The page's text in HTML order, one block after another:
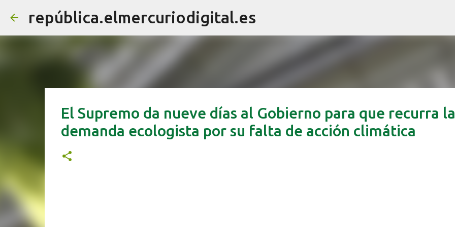
república.elmercuriodigital.es
El Supremo da nueve días al Gobierno para que recurra la
demanda ecologista por su falta de acción climática